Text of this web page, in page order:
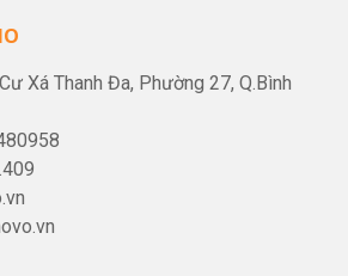
Xá Thanh Đa, Phường 27, Q.Bình